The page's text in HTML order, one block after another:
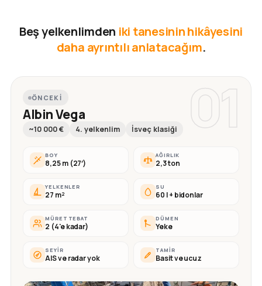
Beş yelkenlimden iki tanesinin hikâyesini
daha ayrıntılı anlatacağım.
01
ÖNCEKI
Albin Vega
~10 000 € 4. yelkenlim İsveç klasiği
BOY
8,25 m (27′)
AĞIRLIK
2,3 ton
YELKENLER
27 m²
SU
60 l + bidonlar
MÜRETTEBAT
2 (4'e kadar)
DÜMEN
Yeke
SEYIR
AIS ve radar yok
TAMIR
Basit ve ucuz